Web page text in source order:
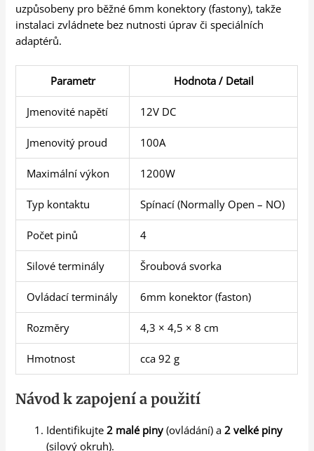
uzpůsobeny pro běžné 6mm konektory (fastony), takže
instalaci zvládnete bez nutnosti úprav či speciálních
adaptérů.
Parametr Hodnota / Detail
Jmenovité napětí 12V DC
Jmenovitý proud 100A
Maximální výkon 1200W
Typ kontaktu Spínací (Normally Open – NO)
Počet pinů 4
Silové terminály Šroubová svorka
Ovládací terminály 6mm konektor (faston)
Rozměry 4,3 × 4,5 × 8 cm
Hmotnost cca 92 g
Návod k zapojení a použití
Identifikujte2 malé piny (ovládání) a2 velké piny
(silový okruh).